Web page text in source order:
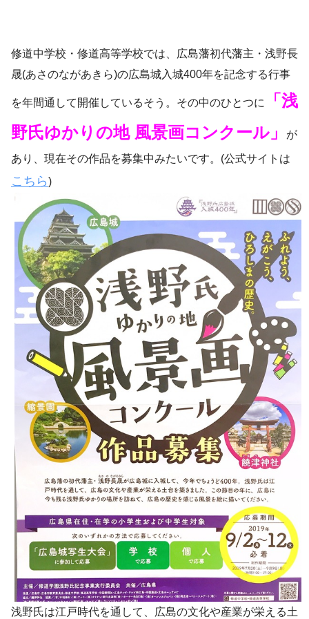
修道中学校・修道高等学校では、広島藩初代藩主・浅野長
晟(あさのながあきら)の広島城入城400年を記念する行事
を年間通して開催しているそう。その中のひとつに
「浅
野氏ゆかりの地 風景画コンクール」
が
あり、現在その作品を募集中みたいです。(公式サイトは
こちら)
浅野氏は江戸時代を通して、広島の文化や産業が栄える土